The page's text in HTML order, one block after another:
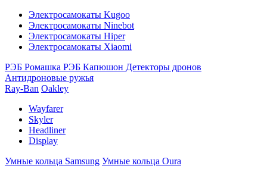
Электросамокаты Kugoo
Электросамокаты Ninebot
Электросамокаты Hiper
Электросамокаты Xiaomi
РЭБ Ромашка РЭБ Капюшон Детекторы дронов
Антидроновые ружья
Ray-Ban Oakley
Wayfarer
Skyler
Headliner
Display
Умные кольца Samsung Умные кольца Oura